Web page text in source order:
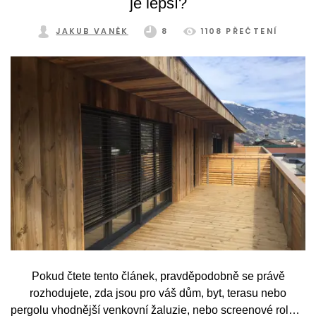
JAKUB VANĚK 8 1108 PŘEČTENÍ
Pokud čtete tento článek, pravděpodobně se právě
rozhodujete, zda jsou pro váš dům, byt, terasu nebo
pergolu vhodnější venkovní žaluzie, nebo screenové rolety.